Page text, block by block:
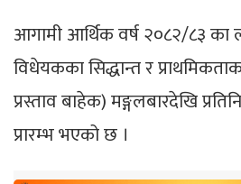
आगामी आर्थिक वर्ष २०८२/८३ का
विधेयकका सिद्धान्त र
प्रस्ताव बाहेक) मङ्गलबारदेखि
प्रारम्भ भएको छ ।